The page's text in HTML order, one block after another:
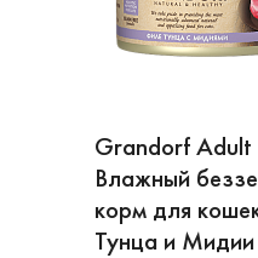
Grandorf Adult
Влажный
корм для
Тунца и Мидии